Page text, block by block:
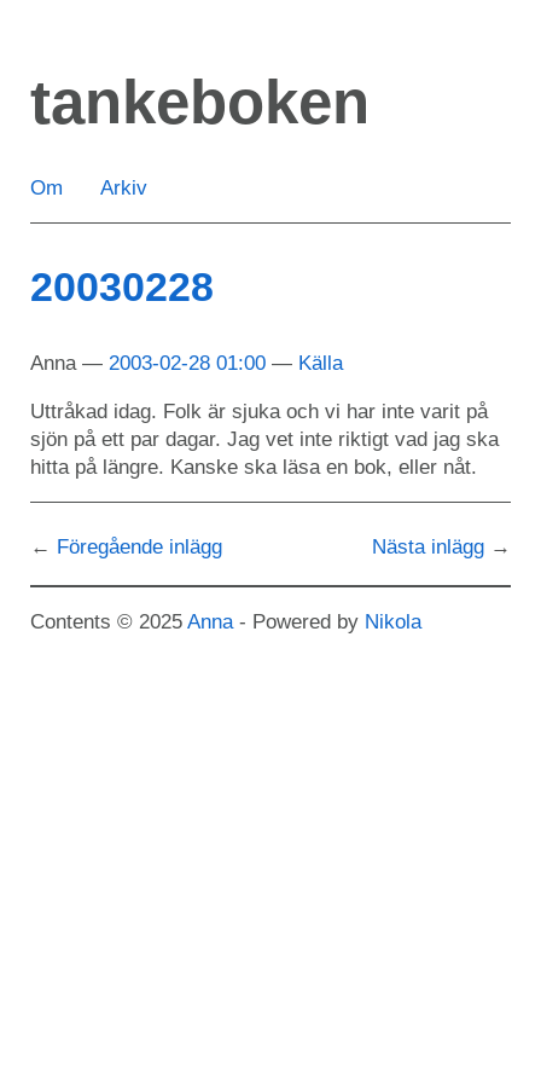
huvudinnehåll
tankeboken
Om Arkiv
20030228
Anna 2003-02-28 01:00 Källa
Uttråkad idag. Folk är sjuka och vi har inte varit på
sjön på ett par dagar. Jag vet inte riktigt vad jag ska
hitta på längre. Kanske ska läsa en bok, eller nåt.
Föregående inlägg Nästa inlägg
Contents © 2025 Anna - Powered by Nikola